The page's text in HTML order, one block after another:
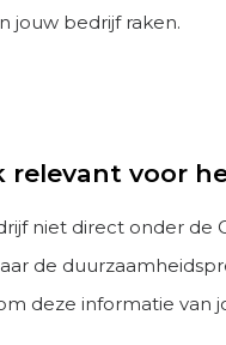
jouw bedrijf raken.
relevant voor
niet direct onder de
de
deze informatie van